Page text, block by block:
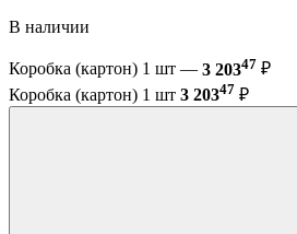
В наличии
Коробка (картон) 1 шт — 3 20347 ₽
Коробка (картон) 1 шт 3 20347 ₽